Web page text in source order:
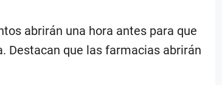
abrirán una hora antes para que
Destacan que las farmacias abrirán